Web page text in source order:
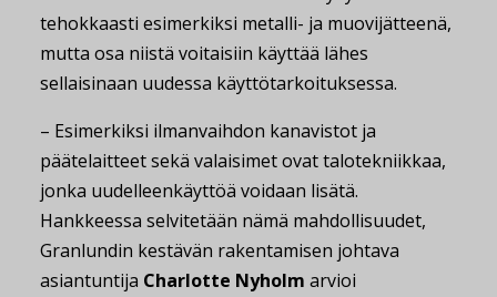
tehokkaasti esimerkiksi metalli- ja muovijätteenä,
mutta osa niistä voitaisiin käyttää lähes
sellaisinaan uudessa käyttötarkoituksessa.
– Esimerkiksi ilmanvaihdon kanavistot ja
päätelaitteet sekä valaisimet ovat talotekniikkaa,
jonka uudelleenkäyttöä voidaan lisätä.
Hankkeessa selvitetään nämä mahdollisuudet,
Granlundin kestävän rakentamisen johtava
asiantuntija Charlotte Nyholm arvioi